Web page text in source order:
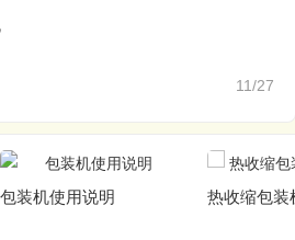
11/27
包装机使用说明 热收缩包装